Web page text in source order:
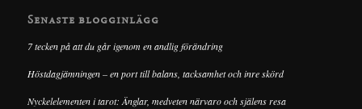
Senaste blogginlägg
7 tecken på att du går igenom en andlig förändring
Höstdagjämningen – en port till balans, tacksamhet och inre skörd
Nyckelelementen i tarot: Änglar, medveten närvaro och själens resa